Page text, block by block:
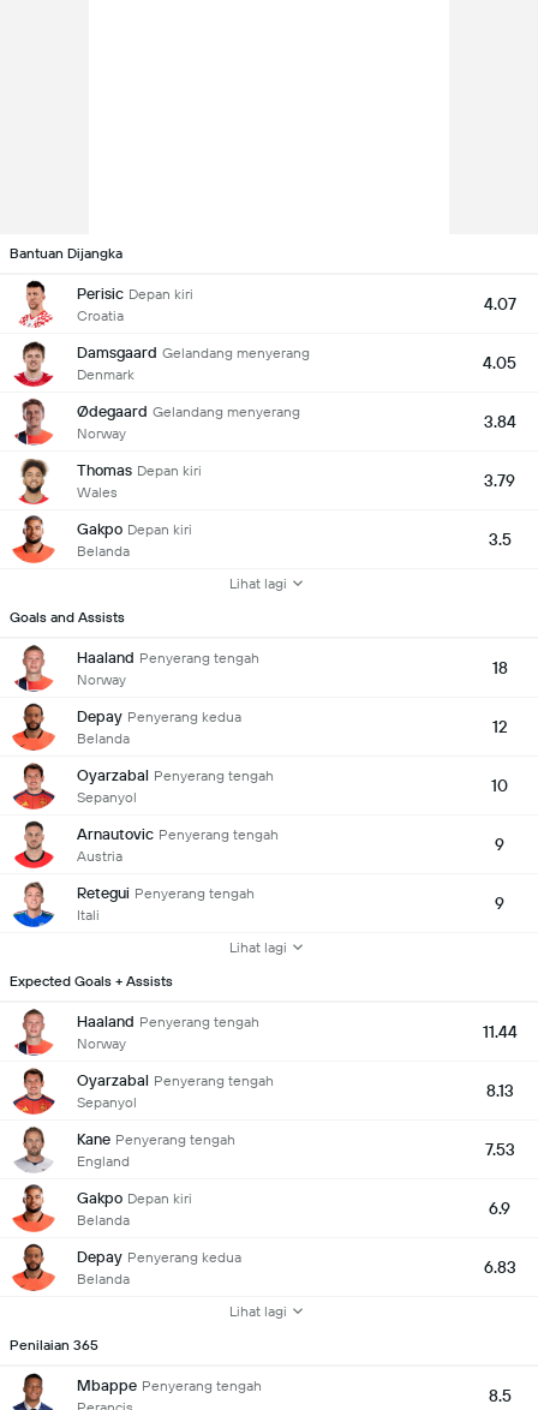
Bantuan Dijangka
Perisic Depan kiri
Croatia
4.07
Damsgaard Gelandang menyerang
Denmark
4.05
Ødegaard Gelandang menyerang
Norway
3.84
Thomas Depan kiri
Wales
3.79
Gakpo Depan kiri
Belanda
3.5
Lihat lagi
Goals and Assists
Haaland Penyerang tengah
Norway
18
Depay Penyerang kedua
Belanda
12
Oyarzabal Penyerang tengah
Sepanyol
10
Arnautovic Penyerang tengah
Austria
9
Retegui Penyerang tengah
Itali
9
Lihat lagi
Expected Goals + Assists
Haaland Penyerang tengah
Norway
11.44
Oyarzabal Penyerang tengah
Sepanyol
8.13
Kane Penyerang tengah
England
7.53
Gakpo Depan kiri
Belanda
6.9
Depay Penyerang kedua
Belanda
6.83
Lihat lagi
Penilaian 365
Mbappe Penyerang tengah
8.5